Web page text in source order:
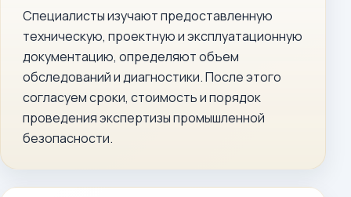
Специалисты изучают предоставленную
техническую, проектную и эксплуатационную
документацию, определяют объем
обследований и диагностики. После этого
согласуем сроки, стоимость и порядок
проведения экспертизы промышленной
безопасности.